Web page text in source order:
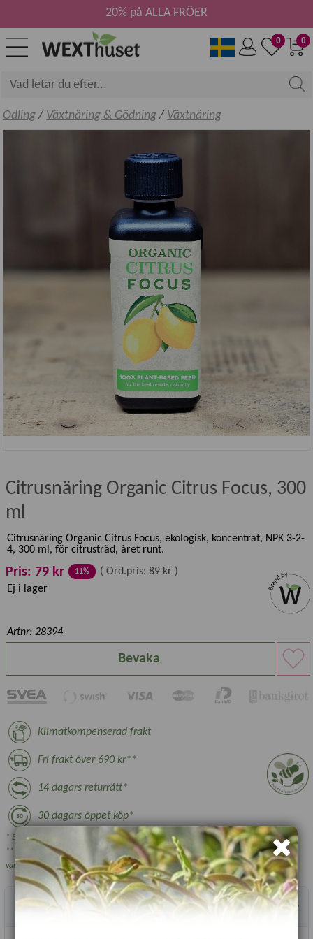
0
0
20% på ALLA FRÖER
Odling/ Växtnäring & Gödning/ Växtnäring
Citrusnäring Organic Citrus Focus, 300
ml
Citrusnäring Organic Citrus Focus, ekologisk, koncentrat, NPK 3-2-
4, 300 ml, för citrusträd, året runt.
Pris: 79 kr 11% ( Ord.pris: 89 kr )
Ej i lager
Artnr: 28394
Bevaka
Klimatkompenserad frakt
Fri frakt över 690 kr**
14 dagars returrätt*
30 dagars öppet köp*
* Ej växter, nyttodjur och beställningsvara, se villkor.
** Gäller ej växthus, plantskoleväxter och vissa övriga skrymmande
varor.
Produktbeskrivning